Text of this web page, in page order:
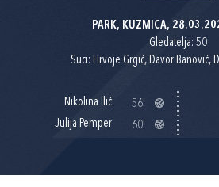
PARK, KUZMICA,
Gledatelja: 50
Suci: Hrvoje Grgić, Davor Banović,
Nikolina Ilić
56'
Julija Pemper
60'